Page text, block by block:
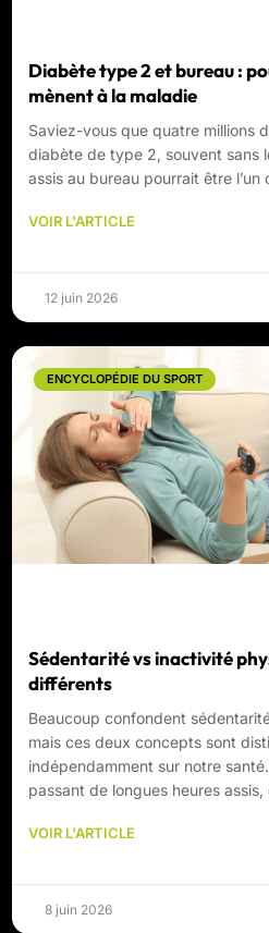
Diabète type 2 et bureau :
mènent à la maladie
Saviez-vous que quatre millions
diabète de type 2, souvent sans
assis au bureau pourrait être
VOIR L'ARTICLE
12 juin 2026
ENCYCLOPÉDIE DU SPORT
Sédentarité vs inactivité
différents
Beaucoup confondent
mais ces deux concepts sont
indépendamment sur notre
passant de longues heures assis,
VOIR L'ARTICLE
8 juin 2026